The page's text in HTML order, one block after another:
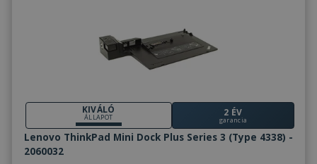
KIVÁLÓ
ÁLLAPOT 2 ÉV
garancia
Lenovo ThinkPad Mini Dock Plus Series 3 (Type 4338) -
2060032